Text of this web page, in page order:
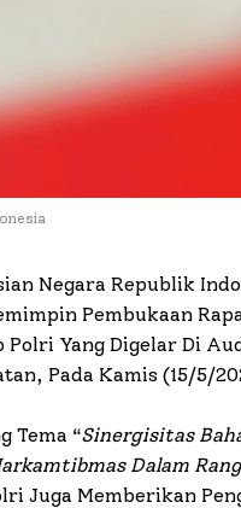
Negara Republik
Pembukaan
Polri Yang Digelar Di
Pada Kamis (15/5/
Tema “Sinergisitas
Dalam
Juga Memberikan